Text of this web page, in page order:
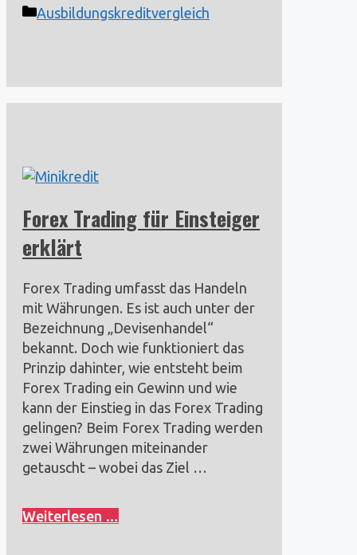
Kategorien
Ausbildungskreditvergleich
Forex Trading für Einsteiger
erklärt
Forex Trading umfasst das Handeln
mit Währungen. Es ist auch unter der
Bezeichnung „Devisenhandel“
bekannt. Doch wie funktioniert das
Prinzip dahinter, wie entsteht beim
Forex Trading ein Gewinn und wie
kann der Einstieg in das Forex Trading
gelingen? Beim Forex Trading werden
zwei Währungen miteinander
getauscht – wobei das Ziel …
Weiterlesen …